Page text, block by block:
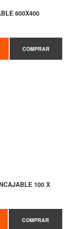
600X400
COMPRAR
100 X
COMPRAR